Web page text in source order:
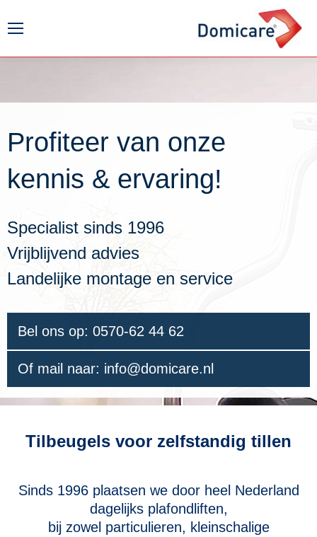
Profiteer van onze
kennis & ervaring!
Specialist sinds 1996
Vrijblijvend advies
Landelijke montage en service
Bel ons op: 0570-62 44 62
Of mail naar: info@domicare.nl
Tilbeugels voor zelfstandig tillen
Sinds 1996 plaatsen we door heel Nederland
dagelijks plafondliften,
bij zowel particulieren, kleinschalige